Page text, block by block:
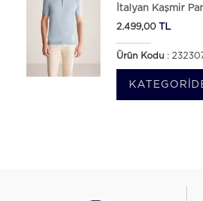
İtalyan Kaşmir
2.499,00 TL
Ürün Kodu :